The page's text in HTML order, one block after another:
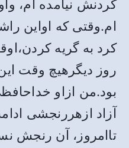
کردنش نیامده ام،
ام.وقتی که اواین
کرد به گریه
روز دیگرهیچ وقت این
بود.من ازاو
آزاد ازهررنجشی
تاامروز، آن رنجش